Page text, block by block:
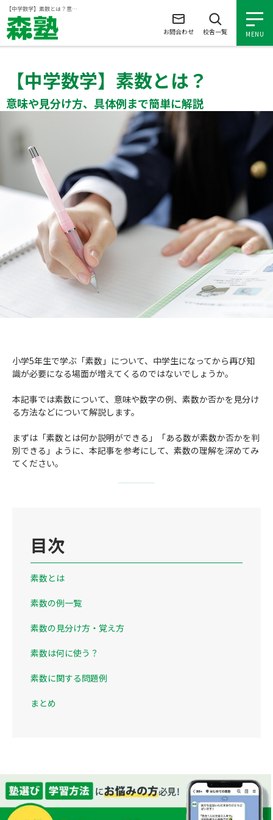
【中学数学】素数とは？意味や見分け方、具体例まで簡単に解説
MENU
小学生の個別指導
高校生の個別指導
森塾を知る
森塾を知る トップ
森塾の想い
成績アップをかなえる！森塾メソッド
森塾の授業料について
数字でなるほど！森塾
動画でわかる！森塾
入塾について
入塾について トップ
無料体験授業について
よくあるご質問
お電話はこちら
授業料等お問合わせはこちら
校舎一覧
お問合わせ 校舎一覧
【中学数学】素数とは？
意味や見分け方、具体例まで簡単に解説
小学5年生で学ぶ「素数」について、中学生になってから再び知
識が必要になる場面が増えてくるのではないでしょうか。
本記事では素数について、意味や数字の例、素数か否かを見分け
る方法などについて解説します。
まずは「素数とは何か説明ができる」「ある数が素数か否かを判
別できる」ように、本記事を参考にして、素数の理解を深めてみ
てください。
目次
素数とは
素数の例一覧
素数の見分け方・覚え方
素数は何に使う？
素数に関する問題例
まとめ